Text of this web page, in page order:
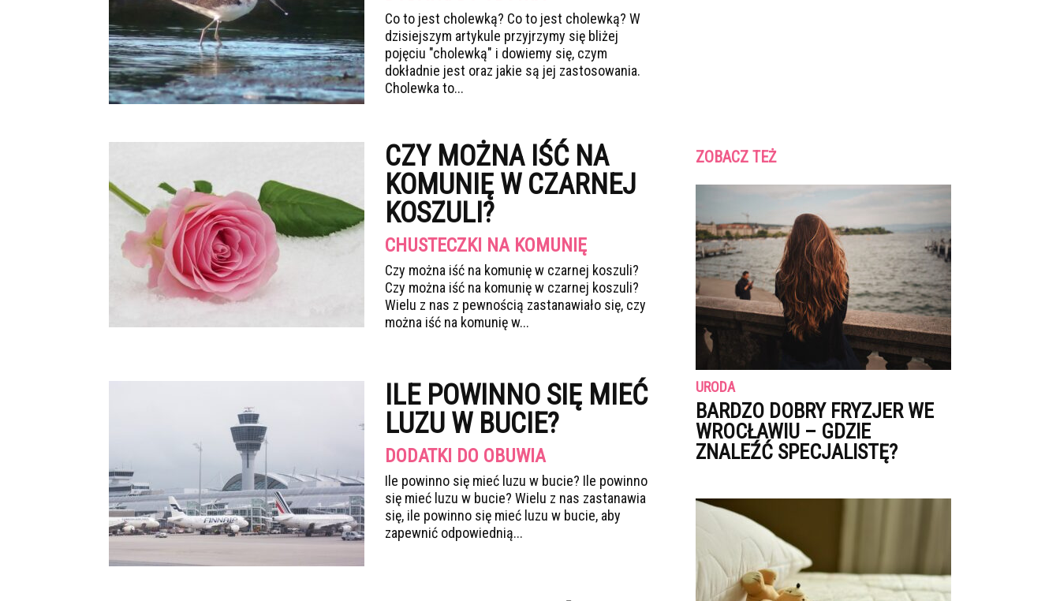
Co to jest cholewką? Co to jest cholewką? W
dzisiejszym artykule przyjrzymy się bliżej
pojęciu "cholewką" i dowiemy się, czym
dokładnie jest oraz jakie są jej zastosowania.
Cholewka to...
CZY MOŻNA IŚĆ NA
KOMUNIĘ W CZARNEJ
KOSZULI?
CHUSTECZKI NA KOMUNIĘ
Czy można iść na komunię w czarnej koszuli?
Czy można iść na komunię w czarnej koszuli?
Wielu z nas z pewnością zastanawiało się, czy
można iść na komunię w...
ILE POWINNO SIĘ MIEĆ
LUZU W BUCIE?
DODATKI DO OBUWIA
Ile powinno się mieć luzu w bucie? Ile powinno
się mieć luzu w bucie? Wielu z nas zastanawia
się, ile powinno się mieć luzu w bucie, aby
zapewnić odpowiednią...
ZOBACZ TEŻ
URODA
BARDZO DOBRY FRYZJER WE
WROCŁAWIU – GDZIE
ZNALEŹĆ SPECJALISTĘ?